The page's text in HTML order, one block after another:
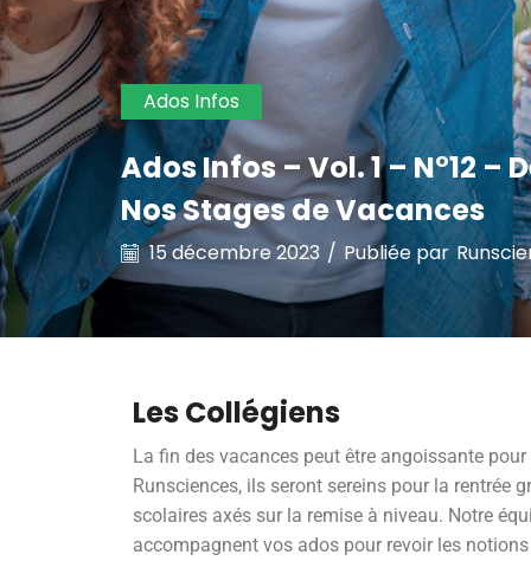
Ados Infos
Ados Infos – Vol. 1 – N°12
Nos Stages de Vacances
15 décembre 2023 / Publiée par
Les Collégiens
La fin des vacances peut être angoissante
Runsciences, ils seront sereins pour la rentrée
scolaires axés sur la remise à niveau. Notre
accompagnent vos ados pour revoir les